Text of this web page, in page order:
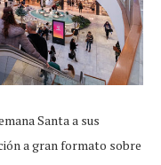
Santa a sus
a gran formato sobre